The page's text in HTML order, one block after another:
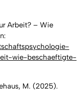
Arbeit? – Wie
wie-beschaeftigte-
M. (2025).